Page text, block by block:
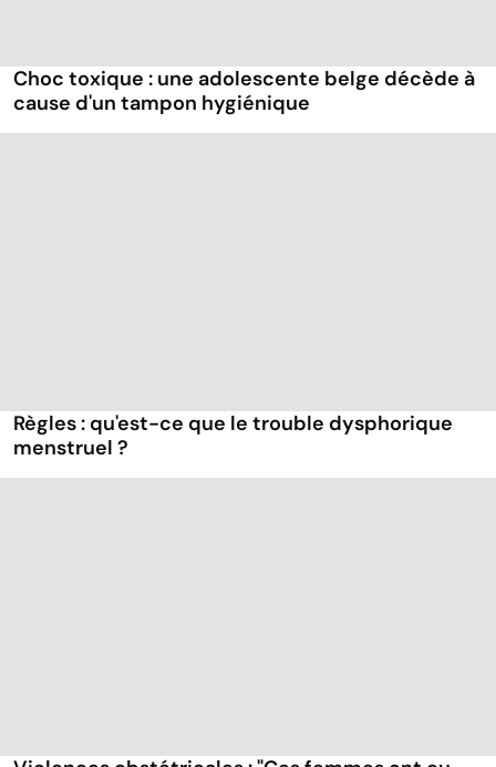
Choc toxique : une adolescente belge décède à
cause d'un tampon hygiénique
Règles : qu'est-ce que le trouble dysphorique
menstruel ?